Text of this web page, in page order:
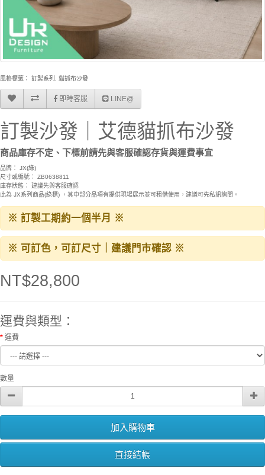
風格標籤： 訂製系列 貓抓布沙發
即時客服 LINE@
訂製沙發｜艾德貓抓布沙發
商品庫存不定、下標前請先與客服確認存貨與運費事宜
品牌： JX(綠)
尺寸或編號： ZB0638811
庫存狀態： 建議先與客服確認
此為 JX系列商品(綠標) ，其中部分品項有提供現場展示並可租借使用，建議可先私訊詢問。
※ 訂製工期約一個半月 ※
※ 可訂色，可訂尺寸｜建議門市確認 ※
NT$28,800
運費與類型：
運費
數量
加入購物車
直接結帳